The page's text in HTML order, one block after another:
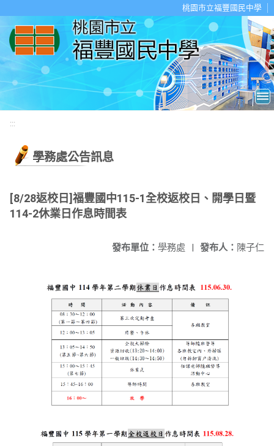
桃園市立福豐國民中學
:::
學務處公告訊息
[8/28返校日]福豐國中115-1全校返校日、開學日暨
114-2休業日作息時間表
發布人： 陳子仁
發布單位： 學務處 |